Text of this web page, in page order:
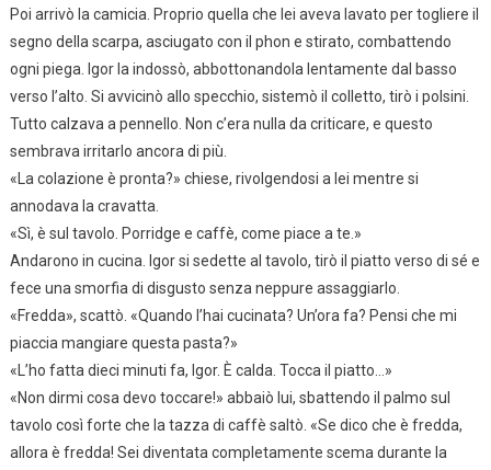
Poi arrivò la camicia. Proprio quella che lei aveva lavato per togliere il
segno della scarpa, asciugato con il phon e stirato, combattendo
ogni piega. Igor la indossò, abbottonandola lentamente dal basso
verso l’alto. Si avvicinò allo specchio, sistemò il colletto, tirò i polsini.
Tutto calzava a pennello. Non c’era nulla da criticare, e questo
sembrava irritarlo ancora di più.
«La colazione è pronta?» chiese, rivolgendosi a lei mentre si
annodava la cravatta.
«Sì, è sul tavolo. Porridge e caffè, come piace a te.»
Andarono in cucina. Igor si sedette al tavolo, tirò il piatto verso di sé e
fece una smorfia di disgusto senza neppure assaggiarlo.
«Fredda», scattò. «Quando l’hai cucinata? Un’ora fa? Pensi che mi
piaccia mangiare questa pasta?»
«L’ho fatta dieci minuti fa, Igor. È calda. Tocca il piatto…»
«Non dirmi cosa devo toccare!» abbaiò lui, sbattendo il palmo sul
tavolo così forte che la tazza di caffè saltò. «Se dico che è fredda,
allora è fredda! Sei diventata completamente scema durante la